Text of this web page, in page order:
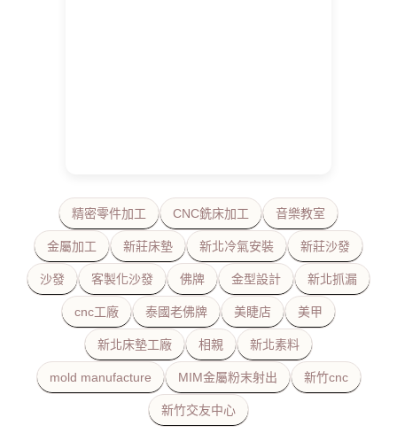
精密零件加工 CNC銑床加工 音樂教室
金屬加工 新莊床墊 新北冷氣安裝 新莊沙發
沙發 客製化沙發 佛牌 金型設計 新北抓漏
cnc工廠 泰國老佛牌 美睫店 美甲
新北床墊工廠 相親 新北素料
mold manufacture MIM金屬粉末射出 新竹cnc
新竹交友中心